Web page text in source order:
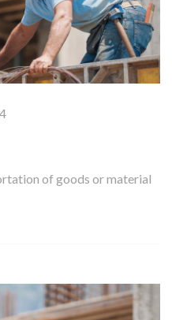
of goods or material